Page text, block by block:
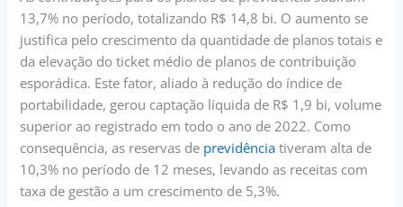
13,7% no período, totalizando R$ 14,8 bi. O aumento se
justifica pelo crescimento da quantidade de planos totais e
da elevação do ticket médio de planos de contribuição
esporádica. Este fator, aliado à redução do índice de
portabilidade, gerou captação líquida de R$ 1,9 bi, volume
superior ao registrado em todo o ano de 2022. Como
consequência, as reservas de previdência tiveram alta de
10,3% no período de 12 meses, levando as receitas com
taxa de gestão a um crescimento de 5,3%.